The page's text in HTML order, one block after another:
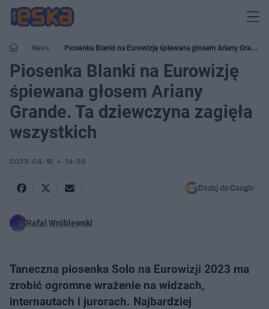
News
Piosenka Blanki na Eurowizję śpiewana głosem Ariany Grande.
Ta dziewczyna zagięła wszystkich
Piosenka Blanki na Eurowizję
śpiewana głosem Ariany
Grande. Ta dziewczyna zagięła
wszystkich
2023-04-18 14:38
Dodaj do Google
Rafał Wróblewski
Taneczna piosenka Solo na Eurowizji 2023 ma
zrobić ogromne wrażenie na widzach,
internautach i jurorach. Najbardziej